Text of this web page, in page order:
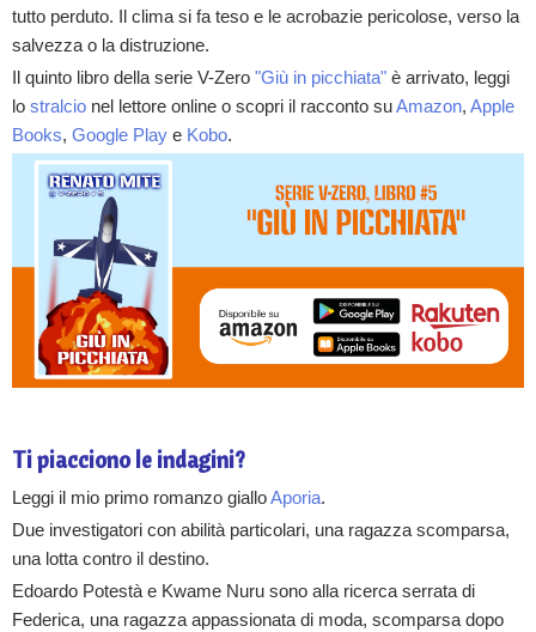
tutto perduto. Il clima si fa teso e le acrobazie pericolose, verso la
salvezza o la distruzione.
Il quinto libro della serie V-Zero "Giù in picchiata" è arrivato, leggi
lo stralcio nel lettore online o scopri il racconto suAmazon, Apple
Books, Google Play e Kobo.
Ti piacciono le indagini?
Leggi il mio primo romanzo gialloAporia.
Due investigatori con abilità particolari, una ragazza scomparsa,
una lotta contro il destino.
Edoardo Potestà e Kwame Nuru sono alla ricerca serrata di
Federica, una ragazza appassionata di moda, scomparsa dopo